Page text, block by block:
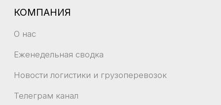
Москва
ЛИЧНЫЙ КАБИНЕТ